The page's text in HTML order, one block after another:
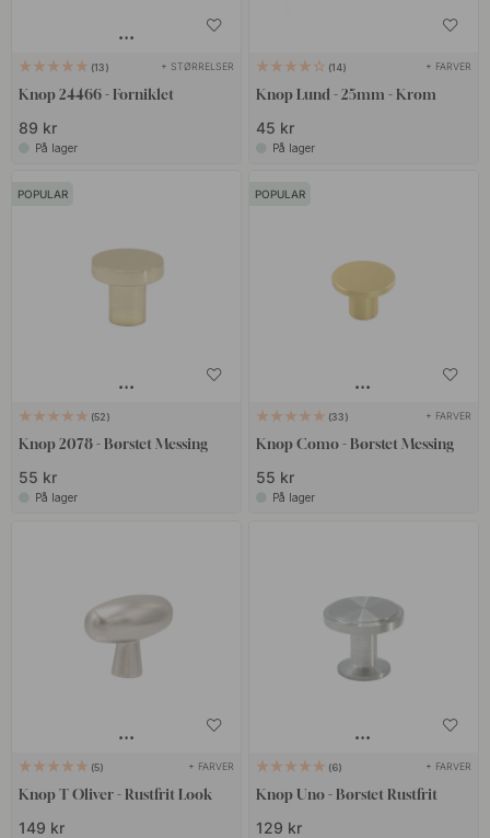
13 + STØRRELSER
Knop 24466 - Forniklet
89 kr
På lager
14 + FARVER
Knop Lund - 25mm - Krom
45 kr
På lager
POPULAR
52
Knop 2078 - Børstet Messing
55 kr
På lager
POPULAR
33 + FARVER
Knop Como - Børstet Messing
55 kr
På lager
5 + FARVER
Knop T Oliver - Rustfrit Look
149 kr
6 + FARVER
Knop Uno - Børstet Rustfrit
129 kr